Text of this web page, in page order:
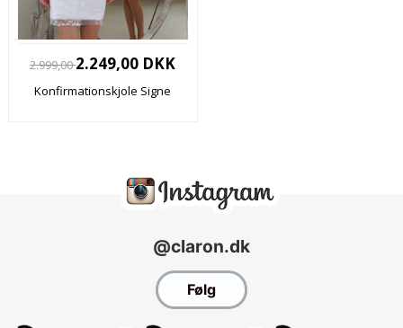
2.999,002.249,00 DKK
Konfirmationskjole Signe